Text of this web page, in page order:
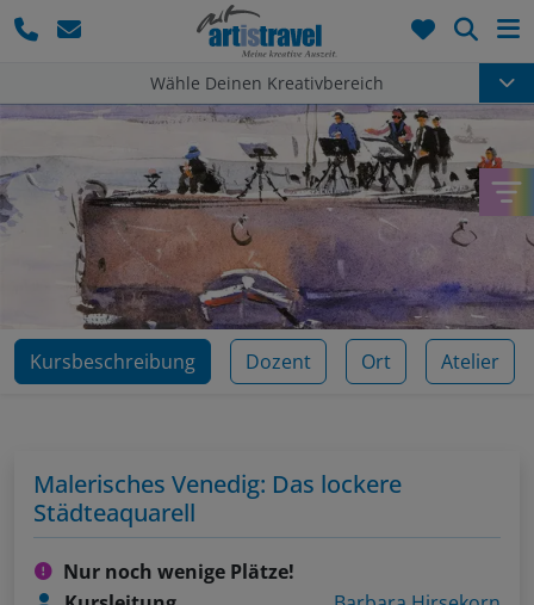
Wähle Deinen Kreativbereich
Kursbeschreibung Dozent Ort Atelier
Malerisches Venedig: Das lockere
Städteaquarell
Nur noch wenige Plätze!